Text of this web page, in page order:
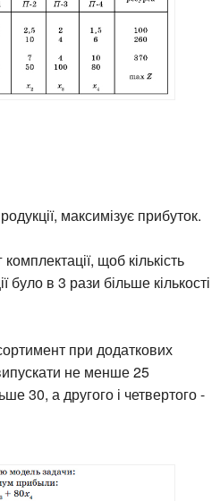
максимізує прибуток.
щоб кількість
було в 3 рази більше кількості
при додаткових
не менше 25
30, а другого і четвертого -